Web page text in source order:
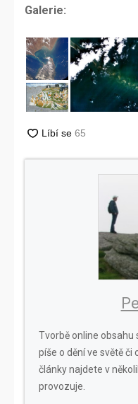
Galerie:
Tvorbě online obsahu
píše o dění ve světě
články najdete v
provozuje.